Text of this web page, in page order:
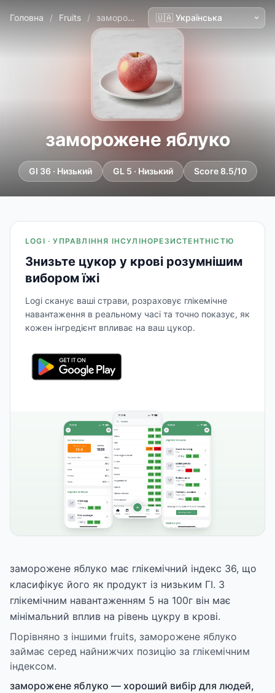
Головна / Fruits / заморожене яблуко
заморожене яблуко
GI 36 · Низький GL 5 · Низький Score 8.5/10
LOGI · УПРАВЛІННЯ ІНСУЛІНОРЕЗИСТЕНТНІСТЮ
Знизьте цукор у крові розумнішим
вибором їжі
Logi сканує ваші страви, розраховує глікемічне
навантаження в реальному часі та точно показує, як
кожен інгредієнт впливає на ваш цукор.
заморожене яблуко має глікемічний індекс 36, що
класифікує його як продукт із низьким ГІ. З
глікемічним навантаженням 5 на 100г він має
мінімальний вплив на рівень цукру в крові.
Порівняно з іншими fruits, заморожене яблуко
займає серед найнижчих позицію за глікемічним
індексом.
заморожене яблуко — хороший вибір для людей,